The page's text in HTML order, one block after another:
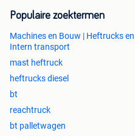
Populaire zoektermen
Machines en Bouw | Heftrucks en
Intern transport
mast heftruck
heftrucks diesel
bt
reachtruck
bt palletwagen